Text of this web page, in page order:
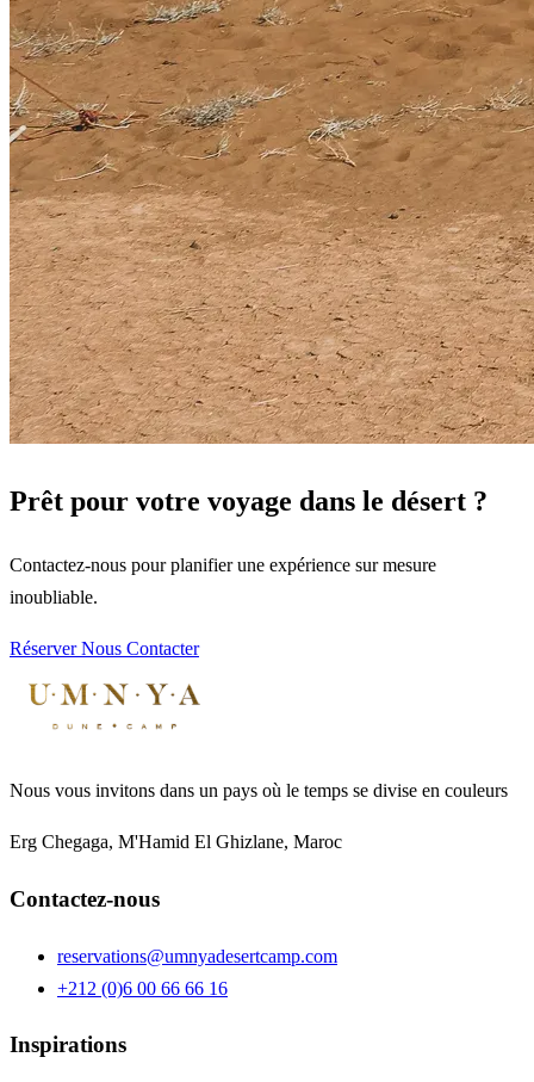
Prêt pour votre voyage dans le désert ?
Contactez-nous pour planifier une expérience sur mesure
inoubliable.
RéserverNous Contacter
Nous vous invitons dans un pays où le temps se divise en couleurs
Erg Chegaga, M'Hamid El Ghizlane, Maroc
Contactez-nous
reservations@umnyadesertcamp.com
+212 (0)6 00 66 66 16
Inspirations